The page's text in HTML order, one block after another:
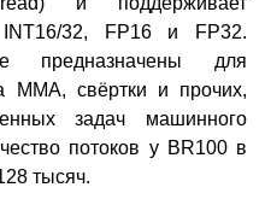
32, FP16 и FP32.
предназначены для
MMA, свёртки и прочих,
задач машинного
потоков у BR100 в
тысяч.